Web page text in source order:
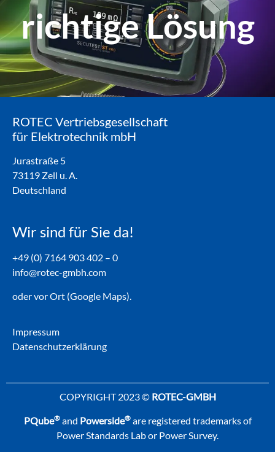
richtige Lösung
ROTEC Vertriebsgesellschaft
für Elektrotechnik mbH
Jurastraße 5
73119 Zell u. A.
Deutschland
Wir sind für Sie da!
+49 (0) 7164 903 402 – 0
info@rotec-gmbh.com
oder vor Ort (Google Maps).
Impressum
Datenschutzerklärung
COPYRIGHT 2023 © ROTEC-GMBH
PQube®and Powerside®are registered trademarks of
Power Standards Lab or Power Survey.